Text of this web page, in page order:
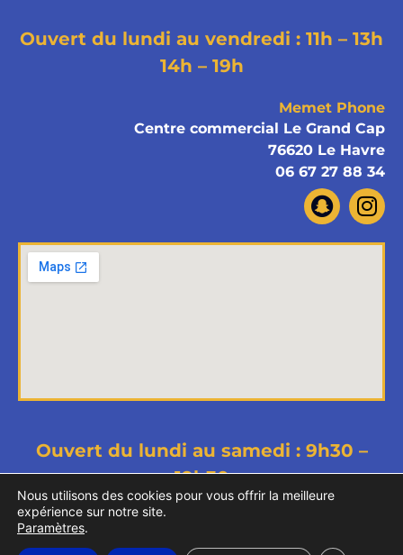
Ouvert du lundi au vendredi : 11h – 13h
14h – 19h
Memet Phone
Centre commercial Le Grand Cap
76620 Le Havre
06 67 27 88 34
Ouvert du lundi au samedi : 9h30 –
19h30
Copyright © 2026 Memet Phone - Tous droits
Nous utilisons des cookies pour vous offrir la meilleure
expérience sur notre site.
Paramètres.